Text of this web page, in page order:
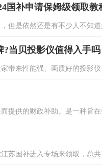
国补申请保姆级领取教
但是依然还是有不少人不知
?当贝投影仪值得入手吗
带来性能强、画质好的投影
提供的财政补助。是一种旨
苏国补进入专场来领取，总